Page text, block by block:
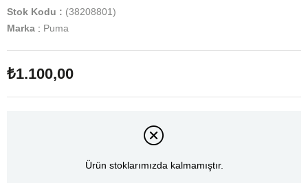
Stok Kodu
(38208801)
Marka : Puma
₺1.100,00
Ürün stoklarımızda kalmamıştır.